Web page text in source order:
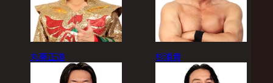
丸藤正道 杉浦貴